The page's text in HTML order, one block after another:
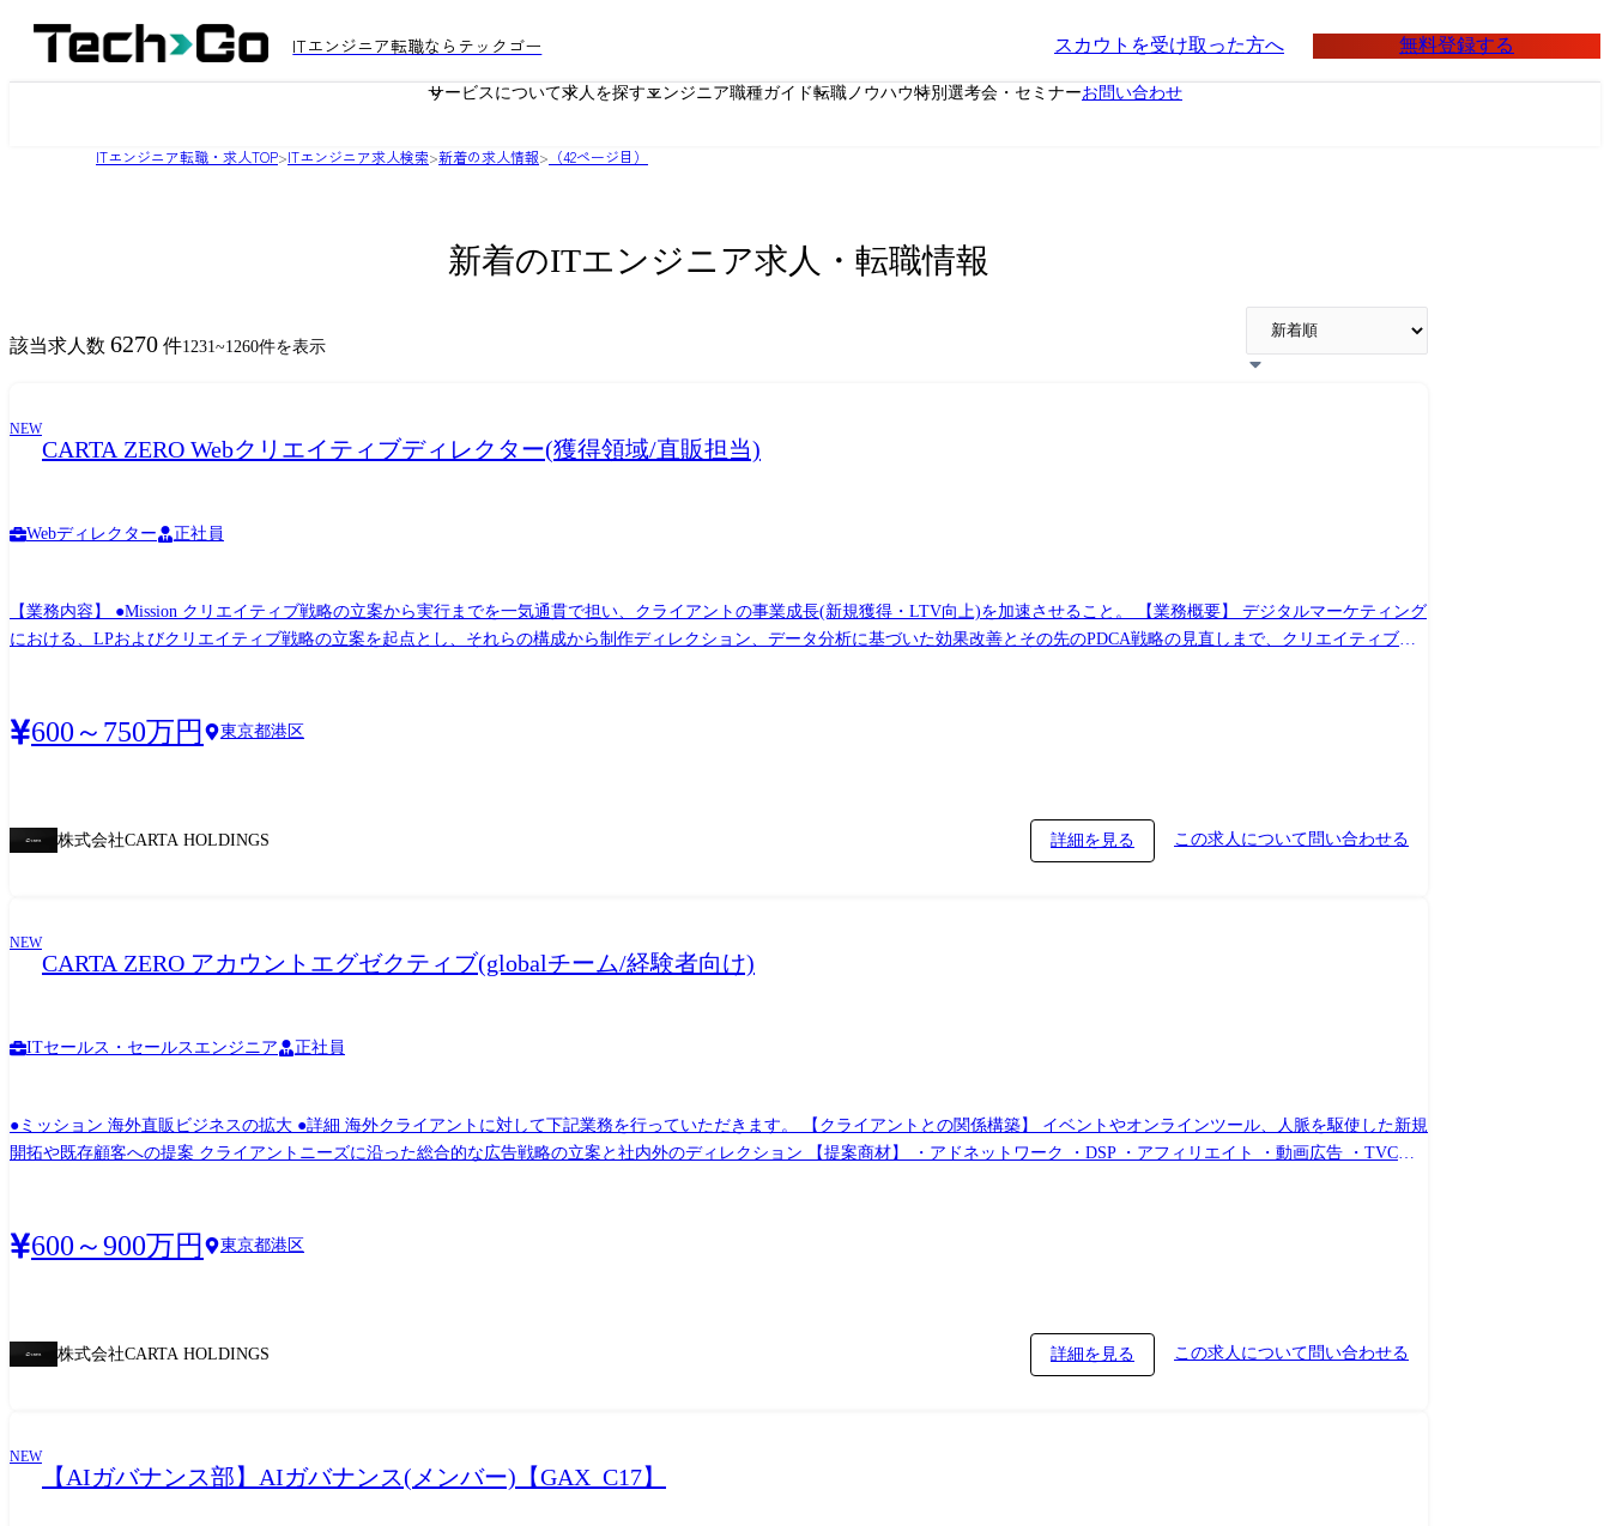
ITエンジニア転職ならテックゴー スカウトを受け取った方へ 無料登録する
サービスについて求人を探すエンジニア職種ガイド転職ノウハウ特別選考会・セミナーお問い合わせ
ITエンジニア転職・求人TOP>ITエンジニア求人検索>新着の求人情報> （42ページ目）
新着のITエンジニア求人・転職情報
該当求人数 6270 件1231~1260件を表示
NEW
CARTA ZERO Webクリエイティブディレクター(獲得領域/直販担当)
Webディレクター 正社員
【業務内容】 ●Mission クリエイティブ戦略の立案から実行までを一気通貫で担い、クライアントの事業成長(新規獲得・LTV向上)を加速させること。 【業務概要】 デジタルマーケティング
における、LPおよびクリエイティブ戦略の立案を起点とし、それらの構成から制作ディレクション、データ分析に基づいた効果改善とその先のPDCA戦略の見直しまで、クリエイティブデ
・各広告媒体に適したクリエイティブの立案 ・獲得効率を高めるためのLP設計 ・勝ちパターン抽出のためのクリエイティブ最適化戦略立案 ・提案書作成およびプレゼン ・ブランドコンセ
プトに則ったトンマナ設計 ・広告クリエイティブ(バナー・動画など)の制作ディレクション ・LPの制作ディレクション ・Google Analytics/ヒートマップツール/広告配信データの解析 ・
万円～数億円 ・対応領域:認知・獲得・ブランディング ※フルファネル案件多数 ●展開クリエイティブ LP、各種広告媒体(Yahoo!/Google/X/Meta/LINE/TikTok/Instagram/自社プロダクト
(Zucks・PORTO)/その他DSP/Ad Networkなど)の静止画・動画 ●使用ツール例 Photoshop、Illustrator、Premiere Pro、Figma、Google Analytics、AD EBiS、ミエルカヒートマップ など ●独自ア
整えています。 ●人事制度について 社員の成長を支援する人事制度においては、キャリアの途中から①組織成長を牽引する「マネジメント」コースと、②高度な専門性を軸に組織成果の最
大化を図る「スペシャリスト」コースの2つのキャリアパスがあり、適性や組織状況に応じたフィールドでご活躍・ご成長いただけます。 各キャリアパスごとに評価基準(能力・姿勢・成果
600～750万円 東京都港区
株式会社CARTA HOLDINGS 詳細を見る この求人について問い合わせる
NEW
CARTA ZERO アカウントエグゼクティブ(globalチーム/経験者向け)
ITセールス・セールスエンジニア 正社員
●ミッション 海外直販ビジネスの拡大 ●詳細 海外クライアントに対して下記業務を行っていただきます。 【クライアントとの関係構築】 イベントやオンラインツール、人脈を駆使した新規
開拓や既存顧客への提案 クライアントニーズに沿った総合的な広告戦略の立案と社内外のディレクション 【提案商材】 ・アドネットワーク ・DSP ・アフィリエイト ・動画広告 ・TVCM
変更の範囲:会社の定める業務(出向先会社での業務を含む)
600～900万円 東京都港区
株式会社CARTA HOLDINGS 詳細を見る この求人について問い合わせる
NEW
【AIガバナンス部】AIガバナンス(メンバー)【GAX_C17】